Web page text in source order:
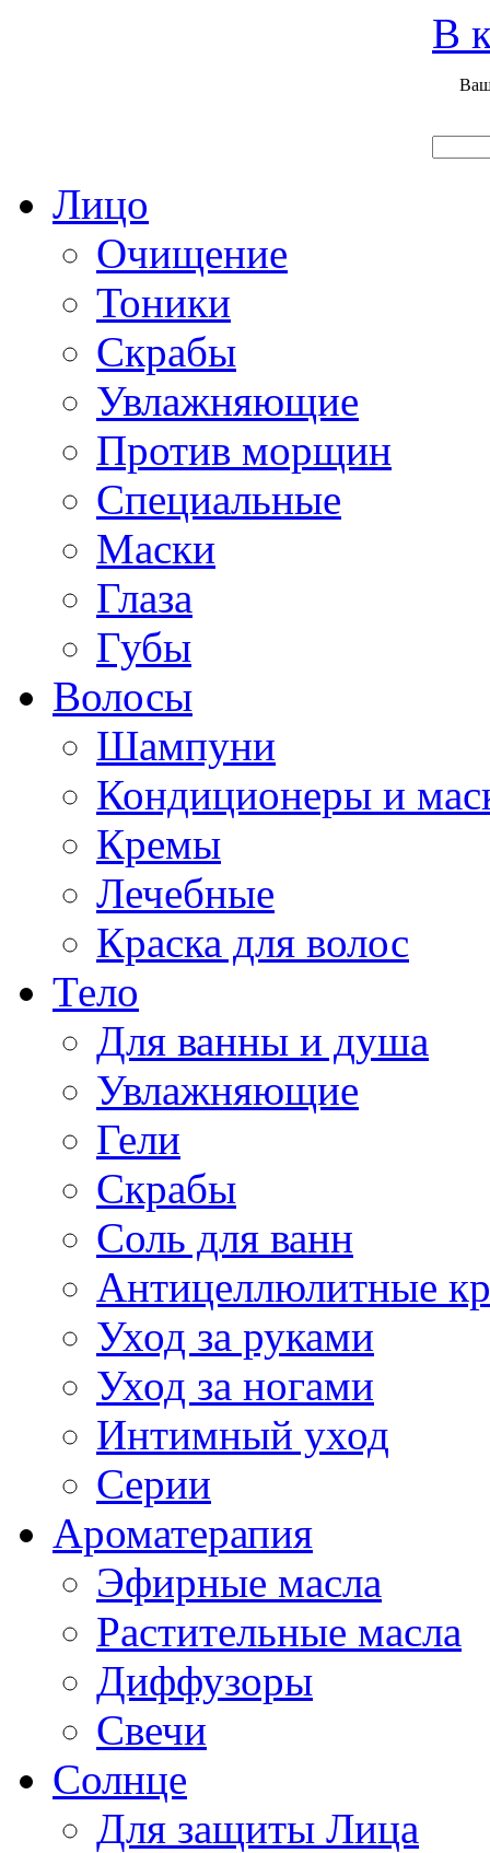
В
Лицо
Очищение
Тоники
Скрабы
Увлажняющие
Против морщин
Специальные
Маски
Глаза
Губы
Волосы
Шампуни
Кондиционеры и
Кремы
Лечебные
Краска для волос
Тело
Для ванны и душа
Увлажняющие
Гели
Скрабы
Соль для ванн
Антицеллюлитные
Уход за руками
Уход за ногами
Интимный уход
Серии
Ароматерапия
Эфирные масла
Растительные масла
Диффузоры
Свечи
Солнце
Для защиты Лица